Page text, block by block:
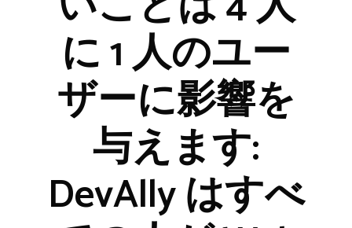
に 1 人のユー
ザーに影響を
与えます:
DevAlly はすべ